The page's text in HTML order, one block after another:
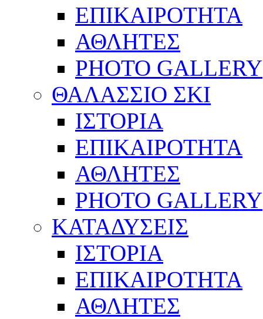
ΕΠΙΚΑΙΡΟΤΗΤΑ
ΑΘΛΗΤΕΣ
PHOTO GALLERY
ΘΑΛΑΣΣΙΟ ΣΚΙ
ΙΣΤΟΡΙΑ
ΕΠΙΚΑΙΡΟΤΗΤΑ
ΑΘΛΗΤΕΣ
PHOTO GALLERY
ΚΑΤΑΔΥΣΕΙΣ
ΙΣΤΟΡΙΑ
ΕΠΙΚΑΙΡΟΤΗΤΑ
ΑΘΛΗΤΕΣ